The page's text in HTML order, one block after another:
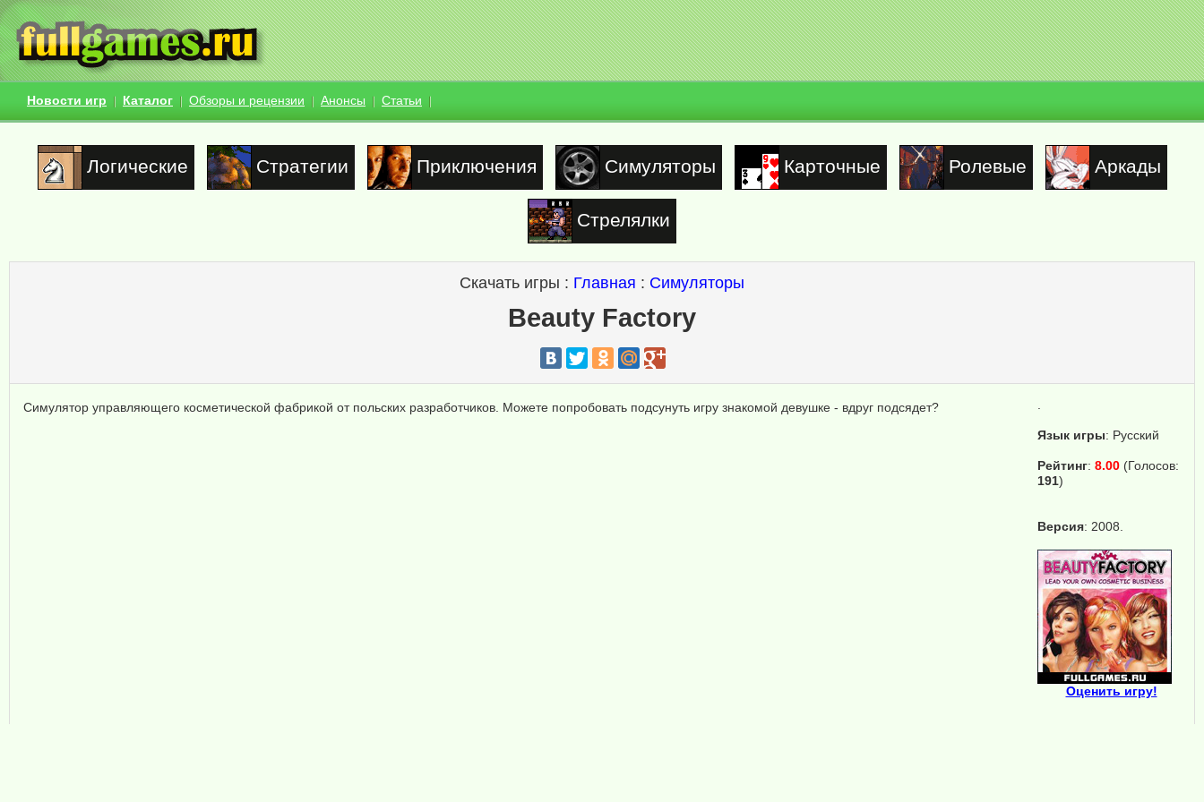
Новости игр Каталог Обзоры и рецензии Анонсы Статьи
Логические Стратегии Приключения Симуляторы Карточные Ролевые Аркады
Стрелялки
Скачать игры : Главная : Симуляторы
Beauty Factory
Язык игры: Русский
Рейтинг: 8.00 (Голосов:
191)
Версия: 2008.
Оценить игру!
Симулятор управляющего косметической фабрикой от польских разработчиков. Можете попробовать подсунуть игру знакомой девушке - вдруг подсядет?